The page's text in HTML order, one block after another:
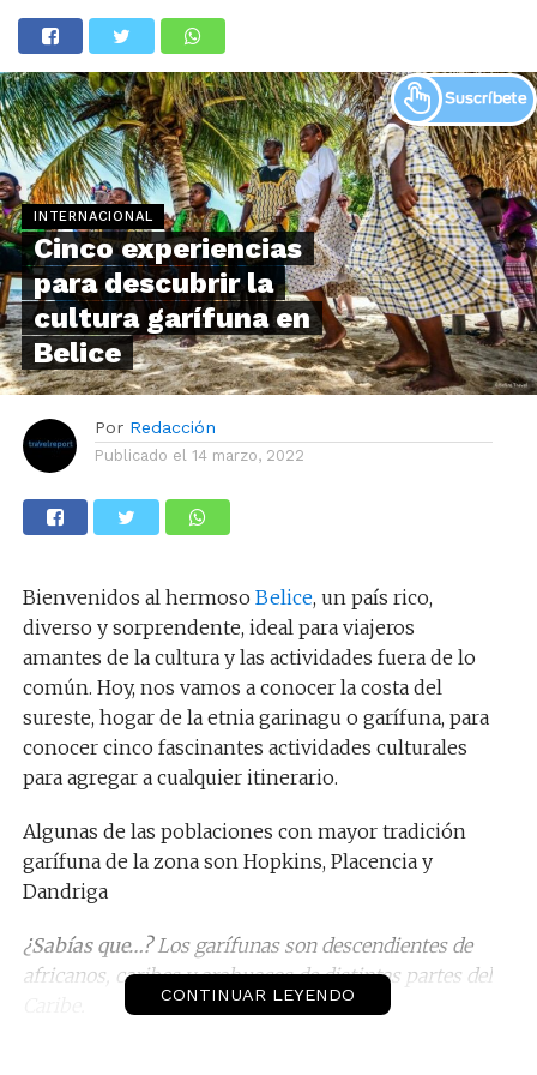
INTERNACIONAL
Cinco experiencias
para descubrir la
cultura garífuna en
Belice
Por Redacción
Publicado el 14 marzo, 2022
Bienvenidos al hermoso Belice, un país rico,
diverso y sorprendente, ideal para viajeros
amantes de la cultura y las actividades fuera de lo
común. Hoy, nos vamos a conocer la costa del
sureste, hogar de la etnia garinagu o garífuna, para
conocer cinco fascinantes actividades culturales
para agregar a cualquier itinerario.
Algunas de las poblaciones con mayor tradición
garífuna de la zona son Hopkins, Placencia y
Dandriga
¿Sabías que…?Los garífunas son descendientes de
africanos, caribes y arahuacos de distintas partes del
CONTINUAR LEYENDO